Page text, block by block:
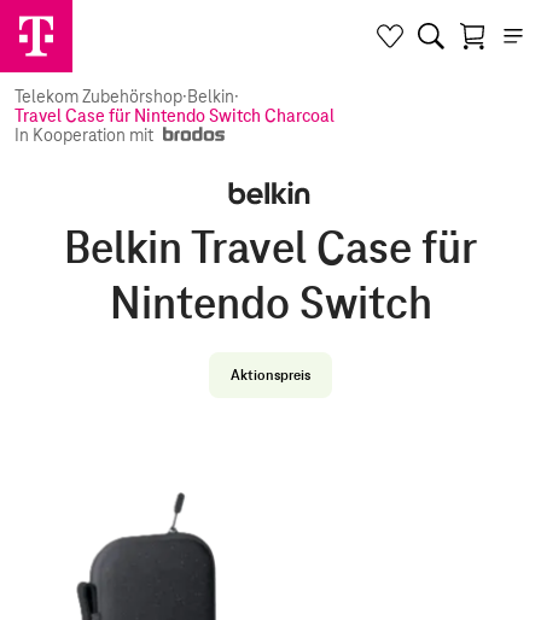
Telekom Zubehörshop·Belkin·
Travel Case für Nintendo Switch Charcoal
In Kooperation mit
Belkin Travel Case für
Nintendo Switch
Aktionspreis